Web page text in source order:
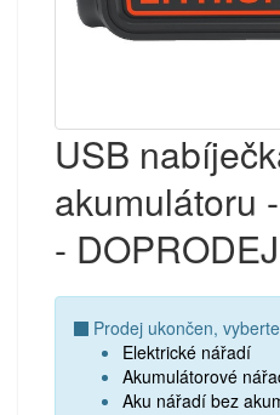
USB
akumulátoru
- DOPRODEJ
Prodej ukončen,
Elektrické nářadí
Akumulátorové
Aku nářadí bez